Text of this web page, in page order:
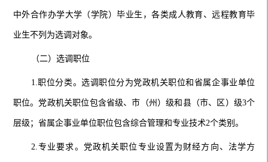
中外合作办学大学（学院）毕业生，各类成人教育、远程教育毕
业生不列为选调对象。
（二）选调职位
1.职位分类。选调职位分为党政机关职位和省属企事业单位
职位。党政机关职位包含省级、市（州）级和县（市、区）级3个
层级；省属企事业单位职位包含综合管理和专业技术2个类别 。
2.专业要求。党政机关职位专业设置为财经方向、法学方